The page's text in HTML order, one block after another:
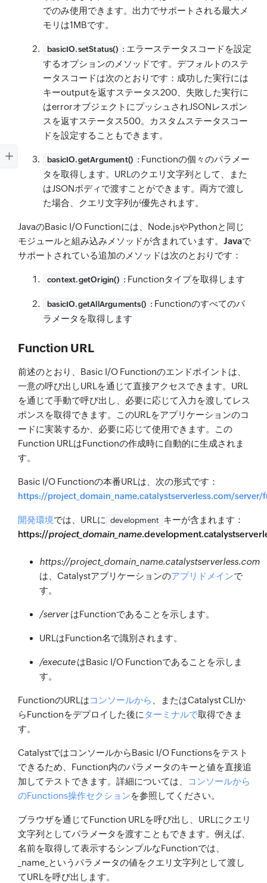
でのみ使用できます。出力でサポートされる最大メ
モリは1MBです。
basicIO.setStatus() : エラーステータスコードを設定
するオプションのメソッドです。デフォルトのステ
ータスコードは次のとおりです：成功した実行には
キーoutputを返すステータス200、失敗した実行に
はerrorオブジェクトにプッシュされJSONレスポン
スを返すステータス500。カスタムステータスコー
ドを設定することもできます。
basicIO.getArgument() : Functionの個々のパラメー
タを取得します。URLのクエリ文字列として、また
はJSONボディで渡すことができます。両方で渡し
た場合、クエリ文字列が優先されます。
JavaのBasic I/O Functionには、Node.jsやPythonと同じ
モジュールと組み込みメソッドが含まれています。 Javaで
サポートされている追加のメソッドは次のとおりです：
context.getOrigin() : Functionタイプを取得します
basicIO.getAllArguments() : Functionのすべてのパ
ラメータを取得します
Function URL
前述のとおり、Basic I/O Functionのエンドポイントは、
一意の呼び出しURLを通じて直接アクセスできます。URL
を通じて手動で呼び出し、必要に応じて入力を渡してレス
ポンスを取得できます。このURLをアプリケーションのコ
ードに実装するか、必要に応じて使用できます。この
Function URLはFunctionの作成時に自動的に生成されま
す。
Basic I/O Functionの本番URLは、次の形式です：
https://project_domain_name.catalystserverless.com/
開発環境では、URLに development キーが含まれます：
https://project_domain_name
https://project_domain_name.catalystserverless.com
は、Catalystアプリケーションのアプリドメインで
す。
/serverはFunctionであることを示します。
URLはFunction名で識別されます。
/executeはBasic I/O Functionであることを示しま
す。
FunctionのURLはコンソールから
、またはCatalyst CLIか
らFunctionをデプロイした後に ターミナルで取得できま
す。
CatalystではコンソールからBasic I/O Functionsをテスト
できるため、Function内のパラメータのキーと値を直接追
加してテストできます。詳細については、
コンソールから
のFunctions操作セクションを参照してください。
ブラウザを通じてFunction URLを呼び出し、URLにクエリ
文字列としてパラメータを渡すこともできます。例えば、
名前を取得して表示するシンプルなFunctionでは、
_name_というパラメータの値をクエリ文字列として渡し
てURLを呼び出します。